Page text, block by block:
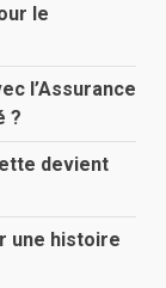
le
l’Assurance
?
devient
une histoire